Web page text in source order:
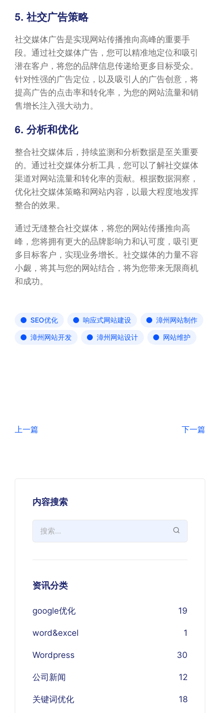
5. 社交广告策略
社交媒体广告是实现网站传播推向高峰的重要手
段。通过社交媒体广告，您可以精准地定位和吸引
潜在客户，将您的品牌信息传递给更多目标受众。
针对性强的广告定位，以及吸引人的广告创意，将
提高广告的点击率和转化率，为您的网站流量和销
售增长注入强大动力。
6. 分析和优化
整合社交媒体后，持续监测和分析数据是至关重要
的。通过社交媒体分析工具，您可以了解社交媒体
渠道对网站流量和转化率的贡献。根据数据洞察，
优化社交媒体策略和网站内容，以最大程度地发挥
整合的效果。
通过无缝整合社交媒体，将您的网站传播推向高
峰，您将拥有更大的品牌影响力和认可度，吸引更
多目标客户，实现业务增长。社交媒体的力量不容
小觑，将其与您的网站结合，将为您带来无限商机
和成功。
SEO优化 响应式网站建设 漳州网站制作
漳州网站开发 漳州网站设计 网站维护
上一篇 下一篇
内容搜索
资讯分类
google优化 19
word&excel 1
Wordpress 30
公司新闻 12
关键词优化 18